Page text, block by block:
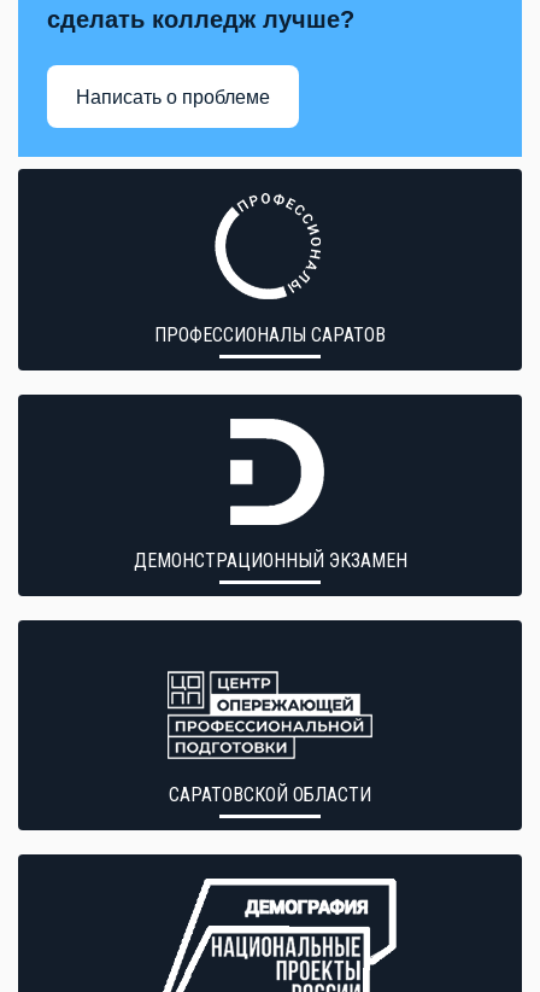
сделать колледж лучше?
Написать о проблеме
ПРОФЕССИОНАЛЫ САРАТОВ
ДЕМОНСТРАЦИОННЫЙ ЭКЗАМЕН
САРАТОВСКОЙ ОБЛАСТИ